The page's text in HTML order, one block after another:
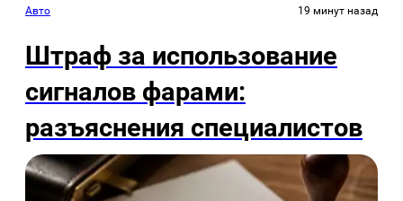
Авто 19 минут назад
Штраф за использование
сигналов фарами:
разъяснения специалистов